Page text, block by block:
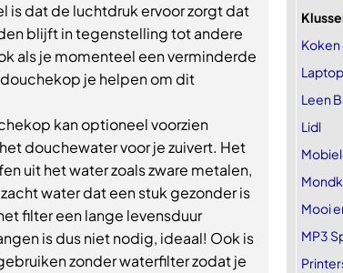
dat de luchtdruk ervoor zorgt dat
blijft in tegenstelling tot andere
als je momenteel een verminderde
je helpen om dit
kan optioneel voorzien
douchewater voor je zuivert. Het
uit het water zoals zware metalen,
water dat een stuk gezonder is
filter een lange levensduur
is dus niet nodig, ideaal! Ook is
zonder waterfilter zodat je
Koken
Leen
Lidl
Mooi
MP3